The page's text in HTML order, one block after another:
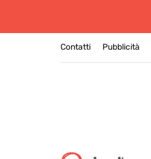
Contatti Pubblicità